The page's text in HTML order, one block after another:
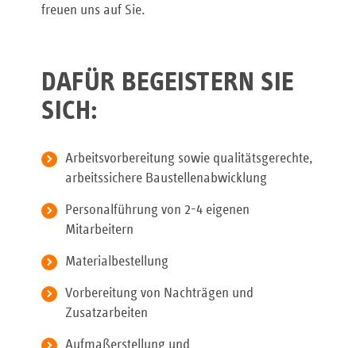
freuen uns auf Sie.
DAFÜR BEGEISTERN SIE
SICH:
Arbeitsvorbereitung sowie qualitätsgerechte,
arbeitssichere Baustellenabwicklung
Personalführung von 2-4 eigenen
Mitarbeitern
Materialbestellung
Vorbereitung von Nachträgen und
Zusatzarbeiten
Aufmaßerstellung und